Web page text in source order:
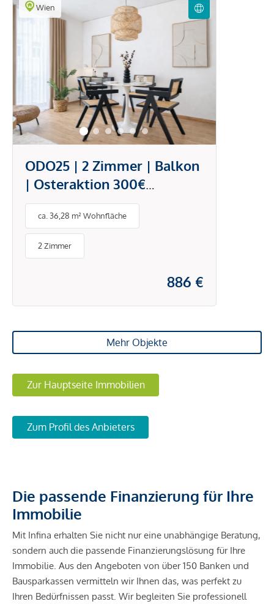
Wien
ODO25 | 2 Zimmer | Balkon
| Osteraktion 300€
Gutschein | Mietbeginn ab
01.07.2026
ca. 36,28 m² Wohnfläche
2 Zimmer
886 €
Mehr Objekte
Zur Hauptseite Immobilien
Zum Profil des Anbieters
Die passende Finanzierung für Ihre
Immobilie
Mit Infina erhalten Sie nicht nur eine unabhängige Beratung,
sondern auch die passende Finanzierungslösung für Ihre
Immobilie. Aus den Angeboten von über 150 Banken und
Bausparkassen vermitteln wir Ihnen das, was perfekt zu
Ihren Bedürfnissen passt. Wir begleiten Sie professionell